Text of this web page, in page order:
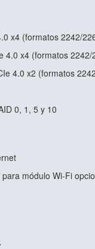
x4 (formatos 2242/
4.0 x4 (formatos
4.0 x2 (formatos
0, 1, 5 y 10
módulo Wi-Fi